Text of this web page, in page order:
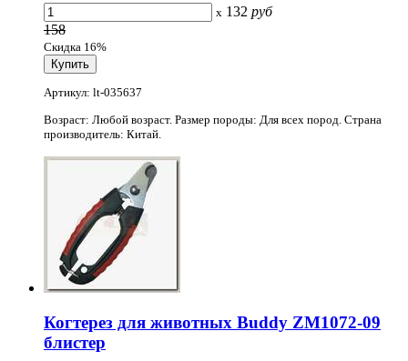
x 132 руб
158
Скидка 16%
Артикул: lt-035637
Возраст: Любой возраст. Размер породы: Для всех пород. Страна
производитель: Китай.
Когтерез для животных Buddy ZM1072-09
блистер